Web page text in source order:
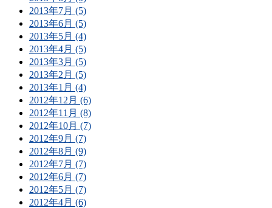
2013年7月 (5)
2013年6月 (5)
2013年5月 (4)
2013年4月 (5)
2013年3月 (5)
2013年2月 (5)
2013年1月 (4)
2012年12月 (6)
2012年11月 (8)
2012年10月 (7)
2012年9月 (7)
2012年8月 (9)
2012年7月 (7)
2012年6月 (7)
2012年5月 (7)
2012年4月 (6)